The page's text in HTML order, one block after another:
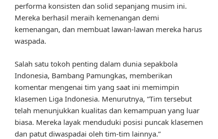
performa konsisten dan solid sepanjang musim ini.
Mereka berhasil meraih kemenangan demi
kemenangan, dan membuat lawan-lawan mereka harus
waspada.
Salah satu tokoh penting dalam dunia sepakbola
Indonesia, Bambang Pamungkas, memberikan
komentar mengenai tim yang saat ini memimpin
klasemen Liga Indonesia. Menurutnya, “Tim tersebut
telah menunjukkan kualitas dan kemampuan yang luar
biasa. Mereka layak menduduki posisi puncak klasemen
dan patut diwaspadai oleh tim-tim lainnya.”